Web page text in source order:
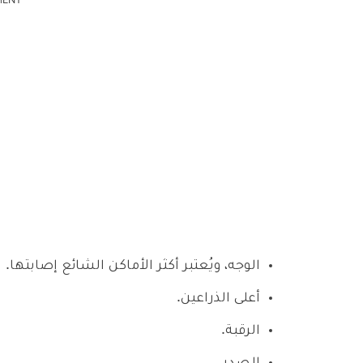
الوجه، ويُعتبر أكثر الأماكن الشائع إصابتها.
أعلى الذراعين.
الرقبة.